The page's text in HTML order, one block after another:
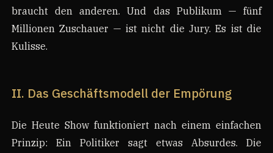
braucht den anderen. Und das Publikum — fünf
Millionen Zuschauer — ist nicht die Jury. Es ist die
Kulisse.
II. Das Geschäftsmodell der Empörung
Die Heute Show funktioniert nach einem einfachen
Prinzip: Ein Politiker sagt etwas Absurdes. Die